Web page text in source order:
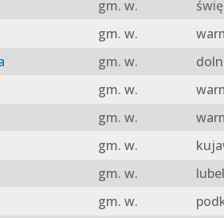
gm. w.
gm. w.
gm. w.
gm. w.
gm. w.
gm. w.
gm. w.
gm. w.